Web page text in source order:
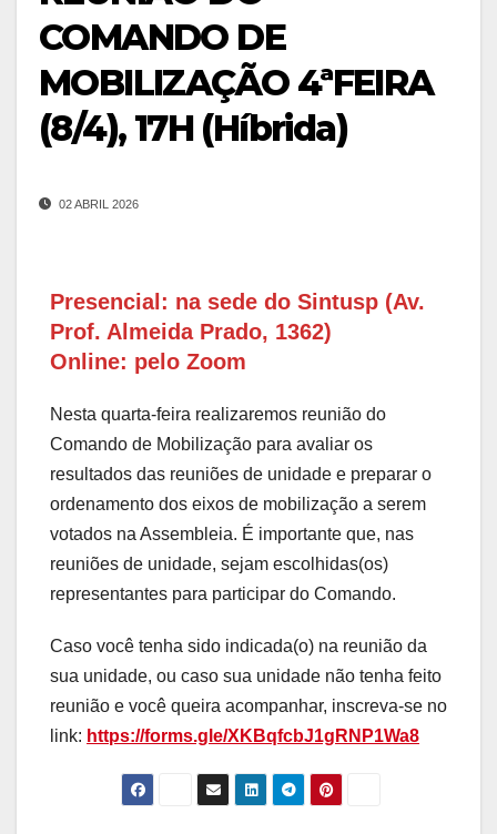
COMANDO DE
MOBILIZAÇÃO 4ªFEIRA
(8/4), 17H (Híbrida)
02 ABRIL 2026
Presencial: na sede do Sintusp (Av.
Prof. Almeida Prado, 1362)
Online: pelo Zoom
Nesta quarta-feira realizaremos reunião do
Comando de Mobilização para avaliar os
resultados das reuniões de unidade e preparar o
ordenamento dos eixos de mobilização a serem
votados na Assembleia. É importante que, nas
reuniões de unidade, sejam escolhidas(os)
representantes para participar do Comando.
Caso você tenha sido indicada(o) na reunião da
sua unidade, ou caso sua unidade não tenha feito
reunião e você queira acompanhar, inscreva-se no
link: https://forms.gle/XKBqfcbJ1gRNP1Wa8